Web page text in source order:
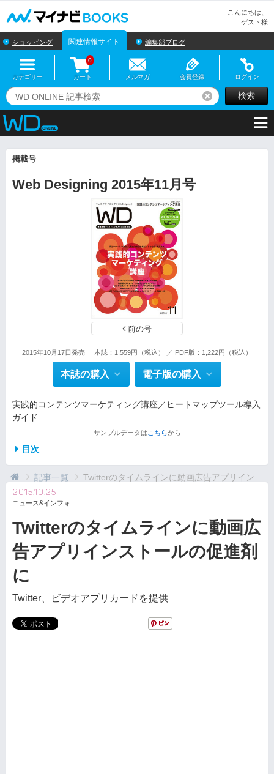
こんにちは、
ゲスト様
ショッピング 関連情報サイト 編集部ブログ
カテゴリー カート
0
メルマガ 会員登録 ログイン
リセット検索
掲載号
Web Designing 2015年11月号
前の号
2015年10月17日発売 本誌：1,559円（税込） ／ PDF版：1,222円（税込）
本誌の購入 電子版の購入
実践的コンテンツマーケティング講座／ヒートマップツール導入
ガイド
サンプルデータは こちらから
目次
記事一覧 Twitterのタイムラインに動画広告アプリインス...
2015.10.25
ニュース&インフォ
Twitterのタイムラインに動画広
告アプリインストールの促進剤
に
Twitter、ビデオアプリカードを提供